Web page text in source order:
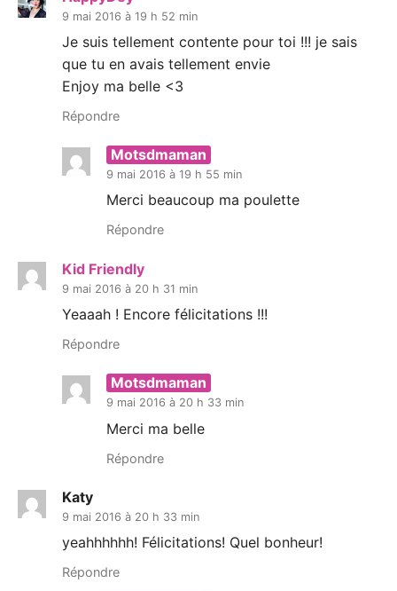
9 mai 2016 à 19 h 52 min
Je suis tellement contente pour toi !!! je sais
que tu en avais tellement envie
Enjoy ma belle <3
Répondre
Motsdmaman
9 mai 2016 à 19 h 55 min
Merci beaucoup ma poulette
Répondre
Kid Friendly
9 mai 2016 à 20 h 31 min
Yeaaah ! Encore félicitations !!!
Répondre
Motsdmaman
9 mai 2016 à 20 h 33 min
Merci ma belle
Répondre
Katy
9 mai 2016 à 20 h 33 min
yeahhhhhh! Félicitations! Quel bonheur!
Répondre